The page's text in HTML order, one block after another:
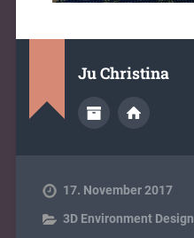
Ju Christina
17. November 2017
3D Environment Design